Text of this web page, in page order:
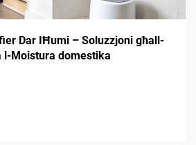
Dar IĦumi – Soluzzjoni għall-
l-Moistura domestika